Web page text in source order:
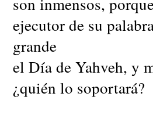
ejecutor de su
grande
el Día de Yahveh, y
¿quién lo soportará?